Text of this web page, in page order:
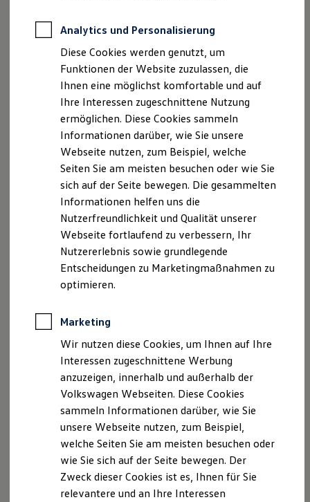
ProfiPartner für Gebrauchtwagen
Finanzierung
Für Privatkunden
Für Gewerbekunden
Leasing
Für Privatkunden
Für Gewerbekunden
Versicherungen & Garantien
Garantien
Kfz-Versicherung für Nutzfahrzeuge
Restschuldversicherung
Wartungsverträge
Besitzer & Service
Reparatur & Service
Sommer-Special
Reparatur, Pflege & Inspektion
Servicetermin anfragen
Service-Vorteile bei Volkswagen Nutzfahrzeuge
ServicePlus
Economy Service
Räder & Reifen Service
Notdienst und Pannenhilfe
Software, Konnektivität & Apps
California App
VW Connect für Ihren ID. Buzz
VW Connect für Ihren Transporter/Caravelle
VW Connect für Ihren Amarok
VW Connect für andere Modelle
Connect Pro
Fleet Interface Data
Multistop Pathfinder
Übersicht Software Updates
Digitales Bordbuch
Fahrerassistenz- und Sicherheitssysteme
Kontrollleuchten
Californiasitzen Sie nicht nur komfortabler, sondern
auch flexibler. Dazu tragen vor allem die Einzelsitze bei, die
im Fahrgastraum leicht einzeln verschoben, gedreht oder
herausgenommen werden können. Dadurch haben Sie es
einfacher, auch mal größere Gegenstände zu transportieren.
Wie zum Beispiel Fahrräder oder ein Surfboard. Mehr Platz
gibt es auch hinter dem Fahrersitz, zum Beispiel für ein
PortaPotti.
Cookie-Richtlinie
Angaben zum Digital Service Act (DSA)
Produktsicherheitsinformationen
Disclaimer von Volkswagen AG
Analytics und Personalisierung
Diese Cookies werden genutzt, um
Funktionen der Website zuzulassen, die
Ihnen eine möglichst komfortable und auf
Ihre Interessen zugeschnittene Nutzung
ermöglichen. Diese Cookies sammeln
Informationen darüber, wie Sie unsere
Webseite nutzen, zum Beispiel, welche
Seiten Sie am meisten besuchen oder wie Sie
sich auf der Seite bewegen. Die gesammelten
Informationen helfen uns die
Nutzerfreundlichkeit und Qualität unserer
Webseite fortlaufend zu verbessern, Ihr
Nutzererlebnis sowie grundlegende
Entscheidungen zu Marketingmaßnahmen zu
optimieren.
Marketing
Wir nutzen diese Cookies, um Ihnen auf Ihre
Interessen zugeschnittene Werbung
anzuzeigen, innerhalb und außerhalb der
Volkswagen Webseiten. Diese Cookies
sammeln Informationen darüber, wie Sie
unsere Webseite nutzen, zum Beispiel,
welche Seiten Sie am meisten besuchen oder
wie Sie sich auf der Seite bewegen. Der
Zweck dieser Cookies ist es, Ihnen für Sie
relevantere und an Ihre Interessen